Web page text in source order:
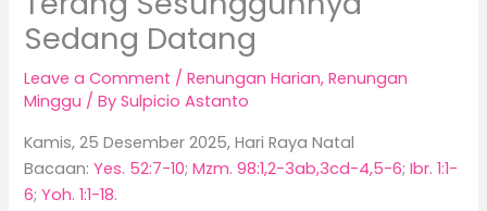
Sedang Datang
Leave a Comment /Renungan Harian,Renungan
Minggu / BySulpicio Astanto
Kamis, 25 Desember 2025, Hari Raya Natal
Bacaan:Yes. 52:7-10;Mzm. 98:1,2-3ab,3cd-4,5-6;Ibr. 1:1-
6;Yoh. 1:1-18.